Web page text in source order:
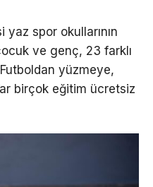
spor okullarının
ve genç, 23 farklı
yüzmeye,
birçok eğitim ücretsiz